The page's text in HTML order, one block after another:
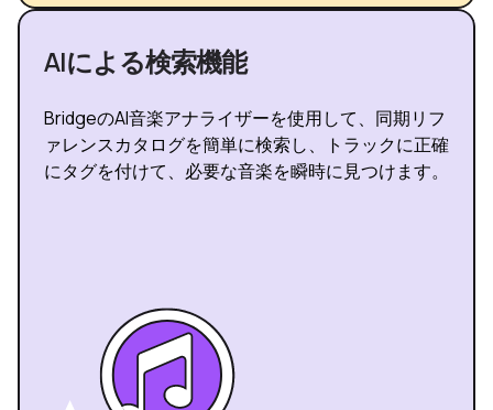
AIによる検索機能
BridgeのAI音楽アナライザーを使用して、同期リフ
ァレンスカタログを簡単に検索し、トラックに正確
にタグを付けて、必要な音楽を瞬時に見つけます。